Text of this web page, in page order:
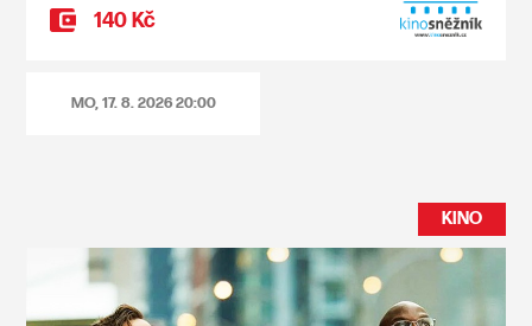
140 Kč
MO, 17. 8. 202620:00
KINO